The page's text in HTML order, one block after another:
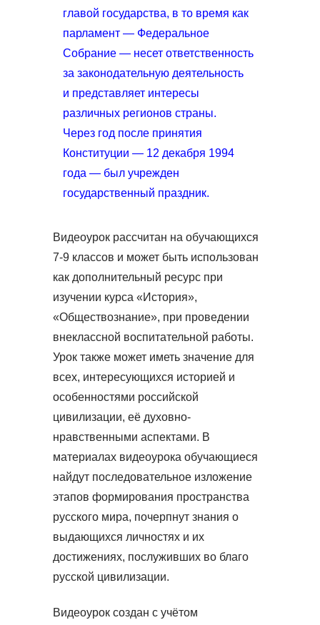
главой государства, в то время как
парламент — Федеральное
Собрание — несет ответственность
за законодательную деятельность
и представляет интересы
различных регионов страны.
Через год после принятия
Конституции — 12 декабря 1994
года — был учрежден
государственный праздник.
Видеоурок рассчитан на обучающихся
7-9 классов и может быть использован
как дополнительный ресурс при
изучении курса «История»,
«Обществознание», при проведении
внеклассной воспитательной работы.
Урок также может иметь значение для
всех, интересующихся историей и
особенностями российской
цивилизации, её духовно-
нравственными аспектами. В
материалах видеоурока обучающиеся
найдут последовательное изложение
этапов формирования пространства
русского мира, почерпнут знания о
выдающихся личностях и их
достижениях, послуживших во благо
русской цивилизации.
Видеоурок создан с учётом